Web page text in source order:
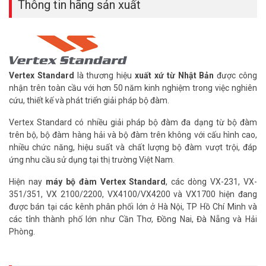
– Chế độ nói thầm
– Trọng lượng : 280g
– Kích thước (Cao x Rộng x Dày) : 106,7 x 58,5 x 34 mm với Pin FNB-
V133LI-UNI
– Pin FNB-V133Li: Pin xạc 1380mAh Li-ion
*** Download Tài liệu máy bộ đàm Vertex Standard VX-451IS
CHUẨN THEO HÃNG
– Để đảm bảo máy bộ đàm luôn hoạt động tốt tránh pin mau bị
chai người sử dụng cần lưu ý, Khi mua về trước khi sử dụng bạn cần
sạc pin cho đầy (full)
– Lắp pin vào đế sạc đã có nguồn điện, lúc này đèn sạc sẽ báo sáng
( màu đỏ).
– Thời gian sạc: Lần đầu tiên nên sạc 12 giờ những lần sau bạn chỉ
cần sạc từ 8-10 giờ
– Thời gian sử dụng pin: Trung bình khoảng 08-10 giờ (tuỳ thuộc
Thông tin hãng sản xuất
Vertex Standard là thương hiệuxuất xứ từ Nhật Bản được công
nhận trên toàn cầu với hơn 50 năm kinh nghiệm trong việc nghiên
cứu, thiết kế và phát triển giải pháp bộ đàm.
Vertex Standard có nhiều giải pháp bộ đàm đa dạng từ bộ đàm
trên bộ, bộ đàm hàng hải và bộ đàm trên không với cấu hình cao,
nhiều chức năng, hiệu suất và chất lượng bộ đàm vượt trội, đáp
ứng nhu cầu sử dụng tại thị trường Việt Nam.
Hiện nay máy bộ đàm Vertex Standard, các dòng VX-231, VX-
351/351, VX 2100/2200, VX4100/VX4200 và VX1700 hiện đang
được bán tại các kênh phân phối lớn ở Hà Nội, TP Hồ Chí Minh và
các tỉnh thành phố lớn như Cần Thơ, Đồng Nai, Đà Nẵng và Hải
Phòng.